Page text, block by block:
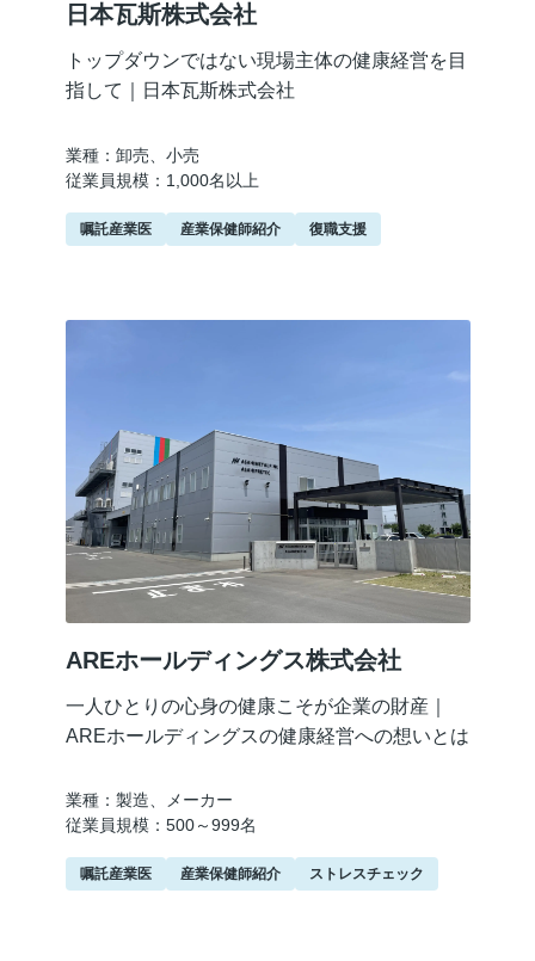
日本瓦斯株式会社
トップダウンではない現場主体の健康経営を目
指して｜日本瓦斯株式会社
業種：卸売、小売
従業員規模：1,000名以上
嘱託産業医 産業保健師紹介 復職支援
AREホールディングス株式会社
一人ひとりの心身の健康こそが企業の財産｜
AREホールディングスの健康経営への想いとは
業種：製造、メーカー
従業員規模：500～999名
嘱託産業医 産業保健師紹介 ストレスチェック